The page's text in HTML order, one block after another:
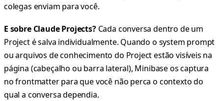
colegas enviam para você.
E sobre Claude Projects?Cada conversa dentro de um
Project é salva individualmente. Quando o system prompt
ou arquivos de conhecimento do Project estão visíveis na
página (cabeçalho ou barra lateral), Minibase os captura
no frontmatter para que você não perca o contexto do
qual a conversa dependia.